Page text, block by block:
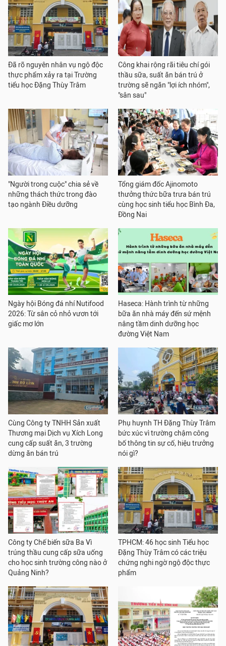
Đã rõ nguyên nhân vụ ngộ độc
thực phẩm xảy ra tại Trường
tiểu học Đặng Thùy Trâm
Công khai rộng rãi tiêu chí gói
thầu sữa, suất ăn bán trú ở
trường sẽ ngăn "lợi ích nhóm",
"sân sau"
"Người trong cuộc" chia sẻ về
những thách thức trong đào
tạo ngành Điều dưỡng
Tổng giám đốc Ajinomoto
thưởng thức bữa trưa bán trú
cùng học sinh tiểu học Bình Đa,
Đồng Nai
Ngày hội Bóng đá nhí Nutifood
2026: Từ sân cỏ nhỏ vươn tới
giấc mơ lớn
Haseca: Hành trình từ những
bữa ăn nhà máy đến sứ mệnh
nâng tầm dinh dưỡng học
đường Việt Nam
Cùng Công ty TNHH Sản xuất
Thương mại Dịch vụ Xích Long
cung cấp suất ăn, 3 trường
dừng ăn bán trú
Phụ huynh TH Đặng Thùy Trâm
bức xúc vì trường chậm công
bố thông tin sự cố, hiệu trưởng
nói gì?
Công ty Chế biến sữa Ba Vì
trúng thầu cung cấp sữa uống
cho học sinh trường công nào ở
Quảng Ninh?
TPHCM: 46 học sinh Tiểu học
Đặng Thùy Trâm có các triệu
chứng nghi ngờ ngộ độc thực
phẩm